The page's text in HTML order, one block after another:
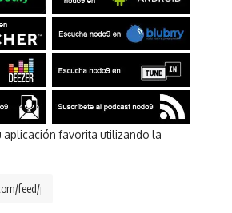
aplicación favorita utilizando la